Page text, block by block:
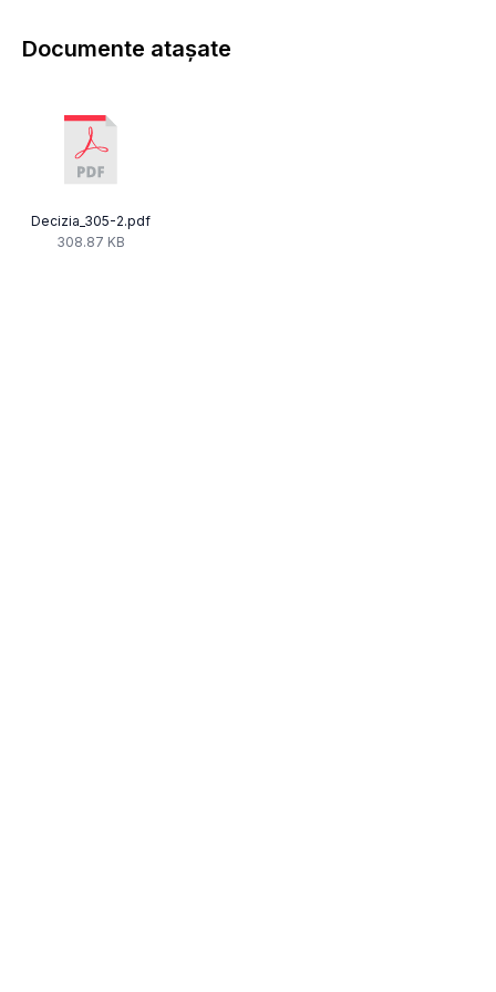
Documente atașate
Decizia_305-2.pdf
308.87 KB